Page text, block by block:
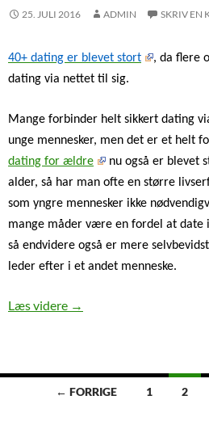
25. JULI 2016 ADMIN SKRIV EN
40+ dating er blevet stort
, da flere
dating via nettet til sig.
Mange forbinder helt sikkert dating
unge mennesker, men det er et helt
dating for ældre
nu også er blevet
alder, så har man ofte en større
som yngre mennesker ikke
mange måder være en fordel at date
så endvidere også er mere
leder efter i et andet menneske.
Læs videre Flere og flere prøver
→
Indlægsnavigation
← FORRIGE 1 2